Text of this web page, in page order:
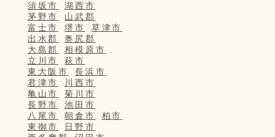
須坂市
湖西市
茅野市
山武郡
富士市
堺市
草津市
出水郡
奥尻郡
大島郡
相模原市
立川市
萩市
東大阪市
長浜市
君津市
川西市
亀山市
菊川市
長野市
池田市
八尾市
朝倉市
柏市
東御市
日野市